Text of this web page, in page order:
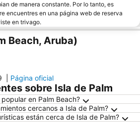
de manera constante. Por lo tanto, es
encuentres en una página web de reserva
en trivago.
Beach, Aruba)
Página oficial
sobre Isla de Palm
en Palm Beach?
cercanos a Isla de Palm?
están cerca de Isla de Palm?